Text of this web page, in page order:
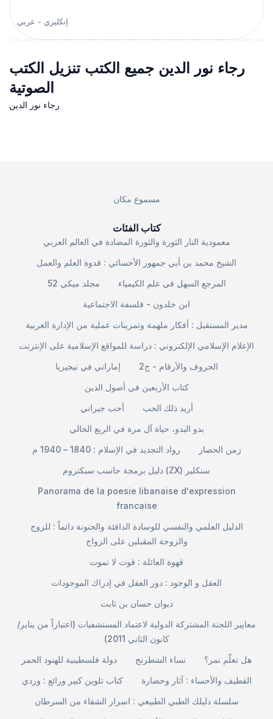
إنكليزي - عربي
رجاء نور الدين جميع الكتب تنزيل الكتب
الصوتية
رجاء نور الدين
مسموع مكان
كتاب الفئات
معمودية النار الثورة والثورة المضادة في العالم العربي
الشيخ محمد بن أبي جمهور الأحسائي : قدوة العلم والعمل
مجلد ميكي 52
المرجع السهل في علم الكيمياء
ابن خلدون - فلسفة الاجتماعية
مدير المستقبل : أفكار ملهمة وتمرينات عملية من الإدارة الغربية
الإعلام الإسلامي الإلكتروني : دراسة للمواقع الإسلامية على الإنترنت
إماراتي في نيجيريا
الحروف والأرقام - ج2
كتاب الأربعين في أصول الدين
أحب جيراني
أريد ذلك الحب
بدو البدو، حياة آل مرة في الربع الخالي
رواد التجديد في الإسلام : 1840 – 1940 م
زمن الحصار
دليل برمجة حاسب سبكتروم (ZX) سنكلير
Panorama de la poesie libanaise d'expression
francaise
الدليل العلمي والنفسي للوسادة الدافئة والحنونة دائماً : للزوج
والزوجة المقبلين على الزواج
قهوة العائلة : قوت لا تموت
العقل و الوجود : دور العقل في إدراك الموجودات
ديوان حسان بن ثابت
معايير اللجنة المشتركة الدولية لاعتماد المستشفيات (اعتباراً من يناير/
كانون الثاني 2011)
دولة فلسطينية للهنود الحمر
نساء الشطرنج
هل تعلّم نمر؟
كتاب تلوين كبير ورائع : وردي
القطيف والأحساء : آثار وحضارة
سلسلة دليلك الطبي الطبيعي : اسرار الشفاء من السرطان